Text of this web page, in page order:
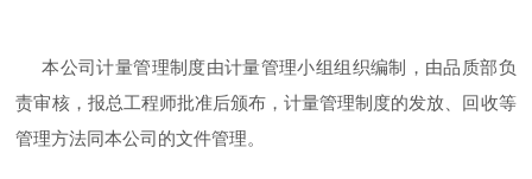
本公司计量管理制度由计量管理小组组织编制，由品质部负
责审核，报总工程师批准后颁布，计量管理制度的发放、回收等
管理方法同本公司的文件管理。